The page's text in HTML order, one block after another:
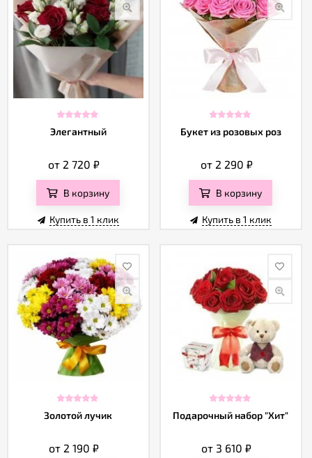
Элегантный
от 2 720₽
В корзину
Купить в 1 клик
Букет из розовых роз
от 2 290 ₽
В корзину
Купить в 1 клик
Золотой лучик
от 2 190₽
Подарочный набор "Хит"
от 3 610₽